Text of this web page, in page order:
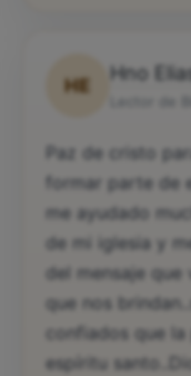
HE
Hno
Paz de cristo
formar parte de
me ayudado
de mi iglesia y
del mensaje
que nos
confiados que
espíritu